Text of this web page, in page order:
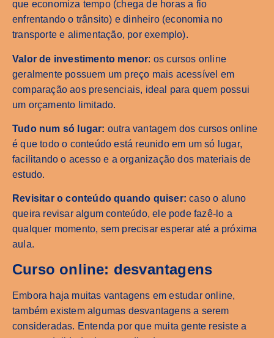
que economiza tempo (chega de horas a fio
enfrentando o trânsito) e dinheiro (economia no
transporte e alimentação, por exemplo).
Valor de investimento menor: os cursos online
geralmente possuem um preço mais acessível em
comparação aos presenciais, ideal para quem possui
um orçamento limitado.
Tudo num só lugar: outra vantagem dos cursos online
é que todo o conteúdo está reunido em um só lugar,
facilitando o acesso e a organização dos materiais de
estudo.
Revisitar o conteúdo quando quiser: caso o aluno
queira revisar algum conteúdo, ele pode fazê-lo a
qualquer momento, sem precisar esperar até a próxima
aula.
Curso online: desvantagens
Embora haja muitas vantagens em estudar online,
também existem algumas desvantagens a serem
consideradas. Entenda por que muita gente resiste a